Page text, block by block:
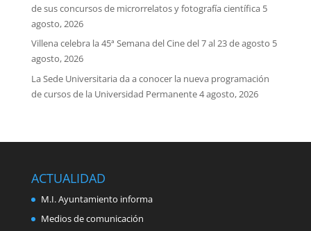
de sus concursos de microrrelatos y fotografía científica 5
agosto, 2026
Villena celebra la 45ª Semana del Cine del 7 al 23 de agosto 5
agosto, 2026
La Sede Universitaria da a conocer la nueva programación
de cursos de la Universidad Permanente4 agosto, 2026
ACTUALIDAD
M.I. Ayuntamiento informa
Medios de comunicación